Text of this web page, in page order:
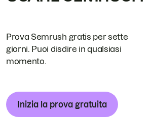
Prova Semrush gratis per sette
giorni. Puoi disdire in qualsiasi
momento.
Inizia la prova gratuita